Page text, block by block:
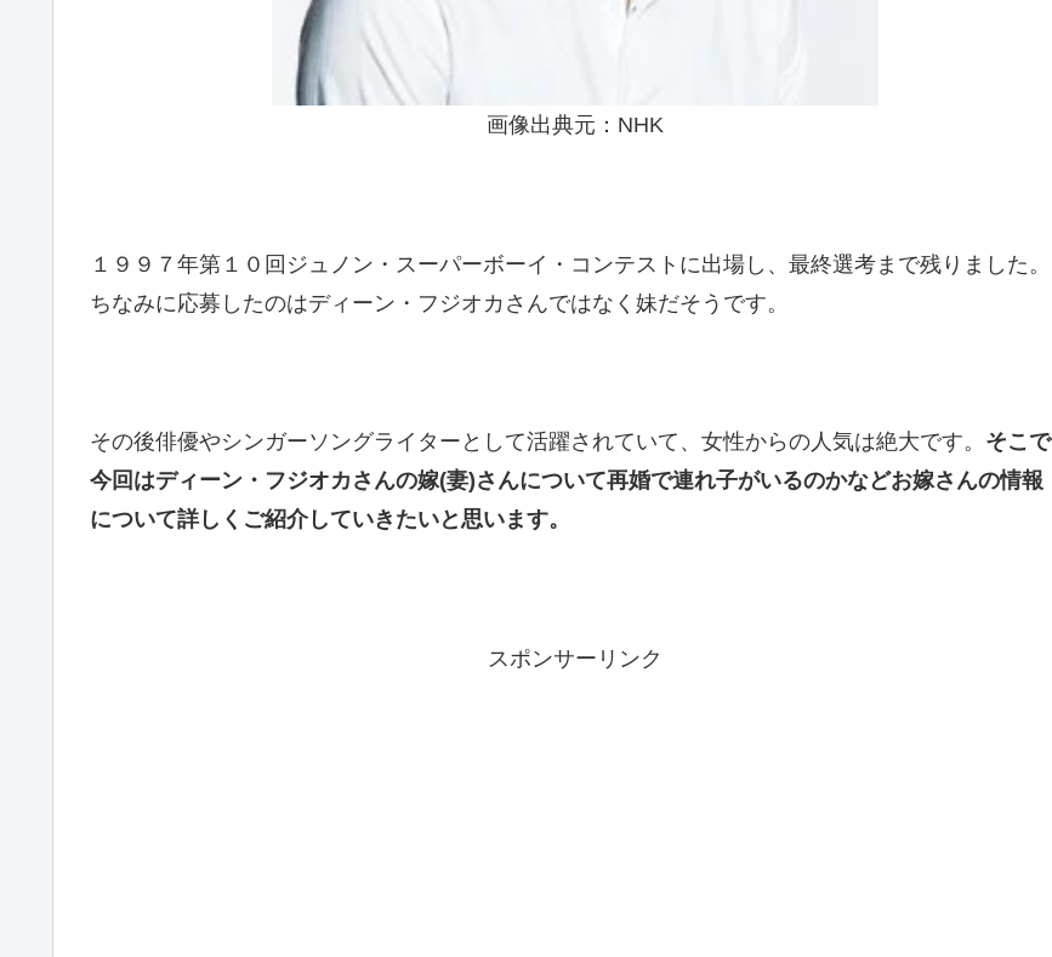
画像出典元：NHK
１９９７年第１０回ジュノン・スーパーボーイ・コンテストに出場し、最終選考まで残りました。
ちなみに応募したのはディーン・フジオカさんではなく妹だそうです。
その後俳優やシンガーソングライターとして活躍されていて、女性からの人気は絶大です。 そこで
今回はディーン・フジオカさんの嫁(妻)さんについて再婚で連れ子がいるのかなどお嫁さんの情報
について詳しくご紹介していきたいと思います。
スポンサーリンク